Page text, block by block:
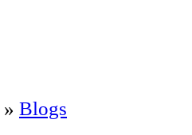
» Blogs